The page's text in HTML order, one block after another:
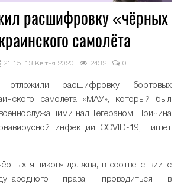
расшифровку «чёрных
самолёта
21:15, 13 Квітня 2020 2432 0
расшифровку бортовых
самолёта «МАУ», который был
над Тегераном. Причина
инфекции COVID-19, пишет
ящиков» должна, в соответствии с
права, проводиться в